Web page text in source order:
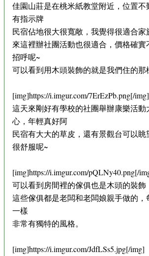
佳園山莊是在桃米紙教堂附近，位置不
有指示牌
民宿佔地很大很寬敞，我覺得很適合家
來這裡辦社團活動也很適合，價格確
招呼呢~
可以看到用木頭裝飾的就是我們住的那
[img]https://i.imgur.com/7ErEzPb.png[/img]
這天來剛好有學校的社團舉辦康樂活動
心，年輕真好阿
民宿有大大的草皮，還有景觀台可以眺
很舒服呢~
[img]https://i.imgur.com/pQLNy40.png[/
可以看到房間裡的傢俱也是木頭的裝飾
這些傢俱都是老闆和老闆娘親手做的，
一樣
非常有獨特的風格。
[img]https://i.imgur.com/JdfLSs5.jpg[/img]